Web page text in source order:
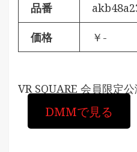
品番
価格 ￥-
VR SQUARE 会員限定公
DMMで見る